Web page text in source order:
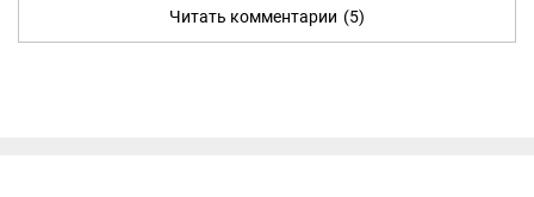
Читать комментарии (5)